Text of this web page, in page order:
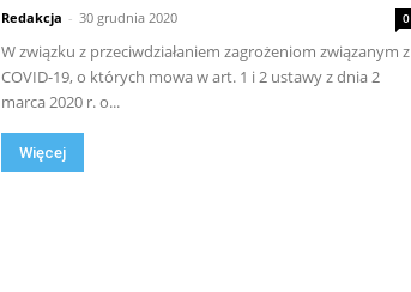
Redakcja - 30 grudnia 2020 0
W związku z przeciwdziałaniem zagrożeniom związanym z
COVID-19, o których mowa w art. 1 i 2 ustawy z dnia 2
marca 2020 r. o...
Więcej